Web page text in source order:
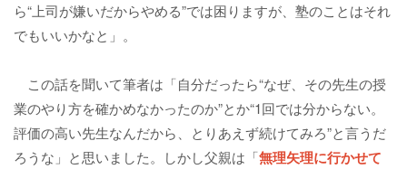
ら“上司が嫌いだからやめる”では困りますが、塾のことはそれ
でもいいかなと」。
この話を聞いて筆者は「自分だったら“なぜ、その先生の授
業のやり方を確かめなかったのか”とか“1回では分からない。
評価の高い先生なんだから、とりあえず続けてみろ”と言うだ
ろうな」と思いました。しかし父親は「無理矢理に行かせて